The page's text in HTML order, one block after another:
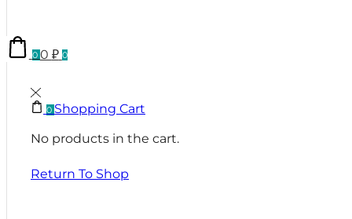
00 ₽ 0
0 Shopping Cart
No products in the cart.
Return To Shop